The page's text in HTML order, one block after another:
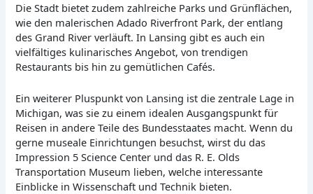
Die Stadt bietet zudem zahlreiche Parks und Grünflächen,
wie den malerischen Adado Riverfront Park, der entlang
des Grand River verläuft. In Lansing gibt es auch ein
vielfältiges kulinarisches Angebot, von trendigen
Restaurants bis hin zu gemütlichen Cafés.
Ein weiterer Pluspunkt von Lansing ist die zentrale Lage in
Michigan, was sie zu einem idealen Ausgangspunkt für
Reisen in andere Teile des Bundesstaates macht. Wenn du
gerne museale Einrichtungen besuchst, wirst du das
Impression 5 Science Center und das R. E. Olds
Transportation Museum lieben, welche interessante
Einblicke in Wissenschaft und Technik bieten.